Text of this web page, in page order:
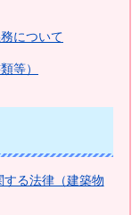
について
等）
る法律（建築物